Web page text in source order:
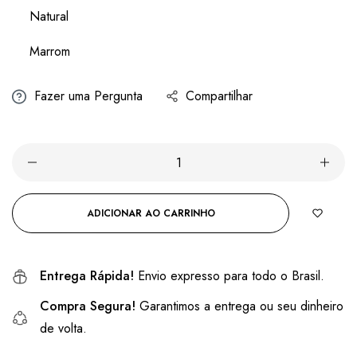
Natural
Marrom
Fazer uma Pergunta Compartilhar
ADICIONAR AO CARRINHO
Entrega Rápida! Envio expresso para todo o Brasil.
Compra Segura! Garantimos a entrega ou seu dinheiro
de volta.